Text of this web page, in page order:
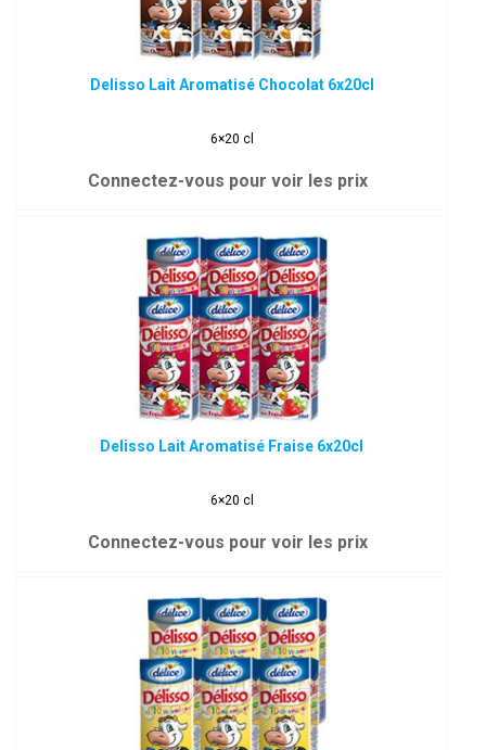
Delisso Lait Aromatisé Chocolat 6x20cl
6×20 cl
Connectez-vous pour voir les prix
Delisso Lait Aromatisé Fraise 6x20cl
6×20 cl
Connectez-vous pour voir les prix